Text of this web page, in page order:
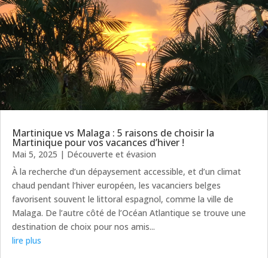
Martinique vs Malaga : 5 raisons de choisir la
Martinique pour vos vacances d’hiver !
Mai 5, 2025 | Découverte et évasion
À la recherche d’un dépaysement accessible, et d’un climat
chaud pendant l’hiver européen, les vacanciers belges
favorisent souvent le littoral espagnol, comme la ville de
Malaga. De l’autre côté de l’Océan Atlantique se trouve une
destination de choix pour nos amis...
lire plus